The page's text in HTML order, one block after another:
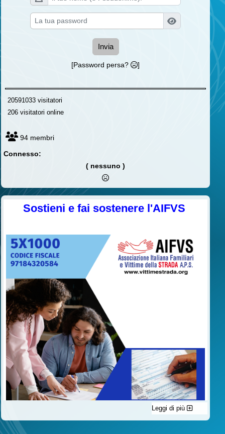
Invia
[Password persa? ]
20591033 visitatori
206 visitatori online
94 membri
Connesso:
( nessuno )
Sostieni e fai sostenere l'AIFVS
C'è un modo di contribuire alle attività dell’A.I.F.V.S. a favore
delle vittime della strada e per dare giustizia ai superstiti ed ai
Leggi di più